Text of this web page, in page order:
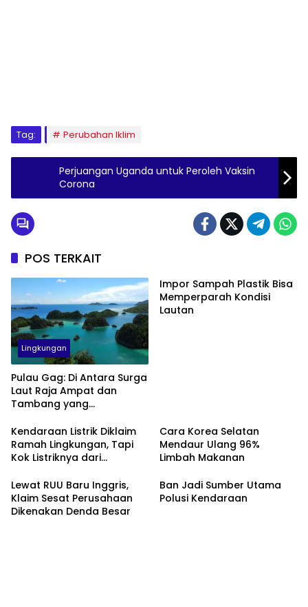
Tag: Perubahan Iklim
Perjuangan Uganda untuk Peroleh Vaksin
Corona
POS TERKAIT
Lingkungan
Pulau Gag: Di Antara Surga
Laut Raja Ampat dan
Tambang yang
Impor Sampah Plastik Bisa
Memperparah Kondisi
Lautan
Kendaraan Listrik Diklaim
Ramah Lingkungan, Tapi
Kok Listriknya dari
Cara Korea Selatan
Mendaur Ulang 96%
Limbah Makanan
Lewat RUU Baru Inggris,
Klaim Sesat Perusahaan
Dikenakan Denda Besar
Ban Jadi Sumber Utama
Polusi Kendaraan